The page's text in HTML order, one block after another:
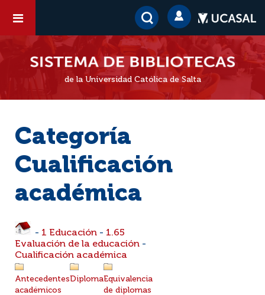
de la Universidad Católica de Salta
Categoría
Cualificación
académica
- 1 Educación - 1.65
Evaluación de la educación -
Cualificación académica
Antecedentes
académicos
DiplomaEquivalencia
de diplomas